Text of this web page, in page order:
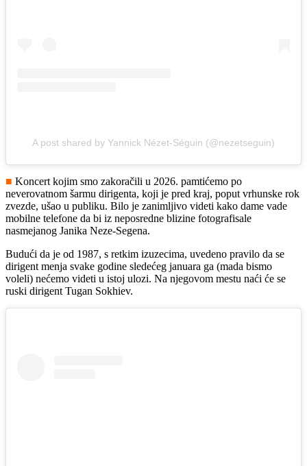
A post shared by Yannick Nézet-Séguin (@nezetseguin)
■ Koncert kojim smo zakoračili u 2026. pamtićemo po
neverovatnom šarmu dirigenta, koji je pred kraj, poput vrhunske rok
zvezde, ušao u publiku. Bilo je zanimljivo videti kako dame vade
mobilne telefone da bi iz neposredne blizine fotografisale
nasmejanog Janika Neze-Segena.
Budući da je od 1987, s retkim izuzecima, uvedeno pravilo da se
dirigent menja svake godine sledećeg januara ga (mada bismo
voleli) nećemo videti u istoj ulozi. Na njegovom mestu naći će se
ruski dirigent Tugan Sokhiev.